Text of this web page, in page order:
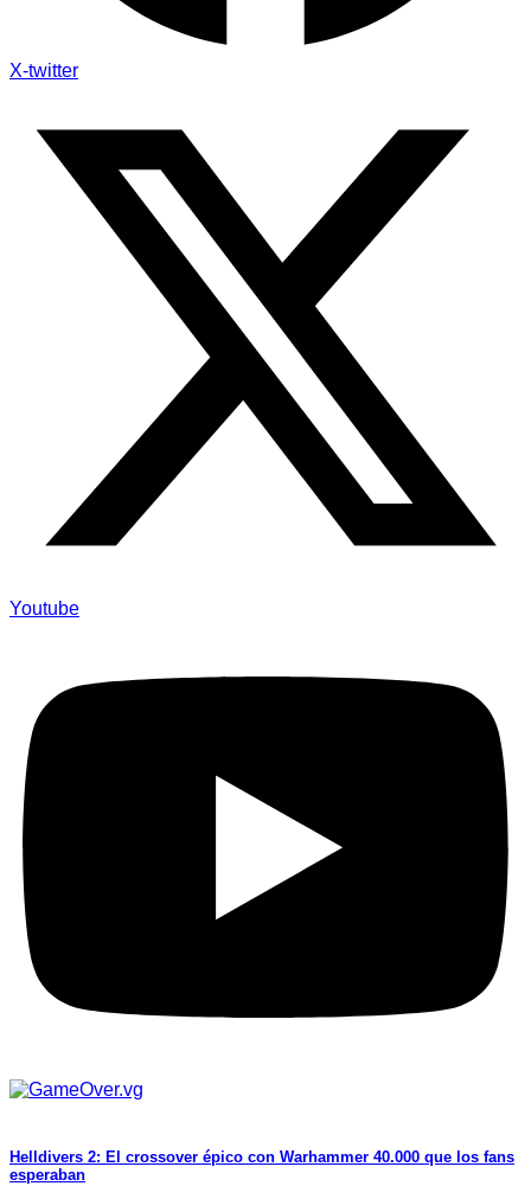
X-twitter
Youtube
Helldivers 2: El crossover épico con Warhammer 40.000 que los fans
esperaban